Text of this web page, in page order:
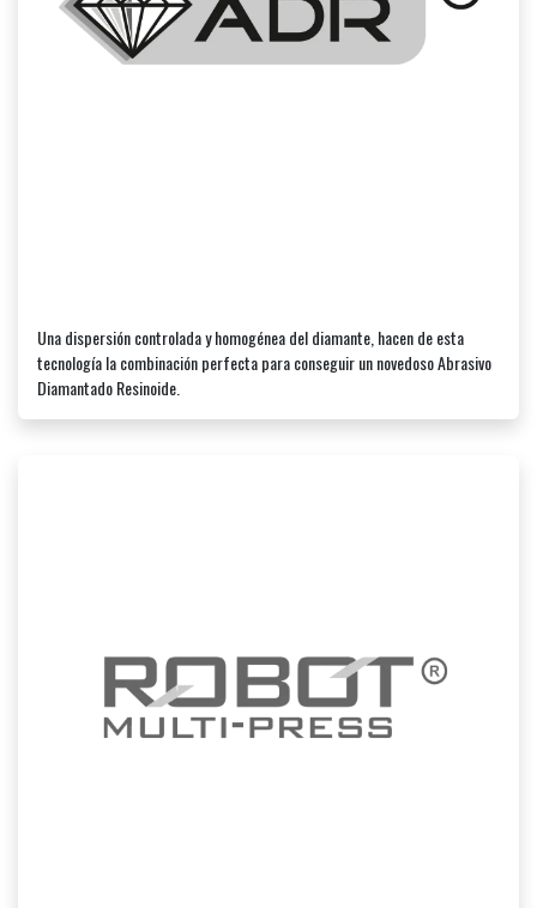
Una dispersión controlada y homogénea del diamante, hacen de esta
tecnología la combinación perfecta para conseguir un novedoso Abrasivo
Diamantado Resinoide.